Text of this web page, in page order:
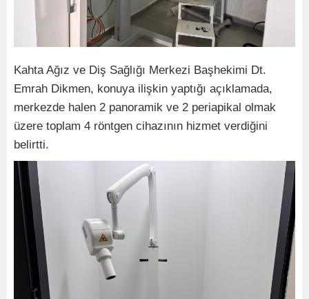
Kahta Ağız ve Diş Sağlığı Merkezi Başhekimi Dt.
Emrah Dikmen, konuya ilişkin yaptığı açıklamada,
merkezde halen 2 panoramik ve 2 periapikal olmak
üzere toplam 4 röntgen cihazının hizmet verdiğini
belirtti.